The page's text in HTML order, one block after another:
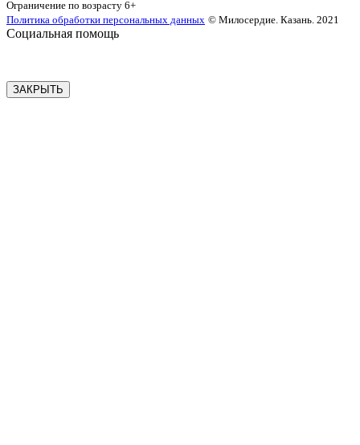
Ограничение по возрасту 6+
Политика обработки персональных данных © Милосердие. Казань. 2021
Социальная помощь
ЗАКРЫТЬ